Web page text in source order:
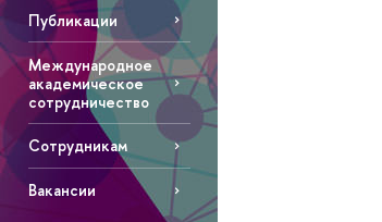
Публикации
Международное
академическое
сотрудничество
Сотрудникам
Вакансии